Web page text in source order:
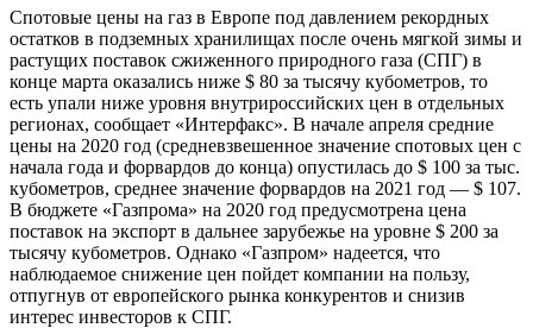
Спотовые цены на газ в Европе под давлением рекордных
остатков в подземных хранилищах после очень мягкой зимы и
растущих поставок сжиженного природного газа (СПГ) в
конце марта оказались ниже $ 80 за тысячу кубометров, то
есть упали ниже уровня внутрироссийских цен в отдельных
регионах, сообщает «Интерфакс». В начале апреля средние
цены на 2020 год (средневзвешенное значение спотовых цен с
начала года и форвардов до конца) опустилась до $ 100 за тыс.
кубометров, среднее значение форвардов на 2021 год — $ 107.
В бюджете «Газпрома» на 2020 год предусмотрена цена
поставок на экспорт в дальнее зарубежье на уровне $ 200 за
тысячу кубометров. Однако «Газпром» надеется, что
наблюдаемое снижение цен пойдет компании на пользу,
отпугнув от европейского рынка конкурентов и снизив
интерес инвесторов к СПГ.